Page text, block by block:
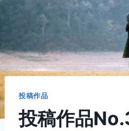
投稿作品
投稿作品